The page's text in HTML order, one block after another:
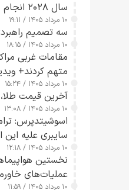
سال ۲۰۲۸ انجام می‌شود
۱۰ مرداد ۱۴۰۵ / ۱۹:۱۱
سه تصمیم
۱۰ مرداد ۱۴۰۵ / ۱۸:۱۵
مقامات غربی
متهم کردند+
۱۰ مرداد ۱۴۰۵ / ۱۵:۲۴
آخرین قیمت طلا، سکه و
۱۰ مرداد ۱۴۰۵ / ۱۳:۰۸
اسوشیتدپرس:
سایبری علیه این
۱۰ مرداد ۱۴۰۵ / ۱۲:۱۸
نخستین
عملیات‌های
۱۰ مرداد ۱۴۰۵ / ۱۱:۵۹